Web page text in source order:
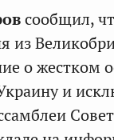
сообщил,
из
о жестком
и